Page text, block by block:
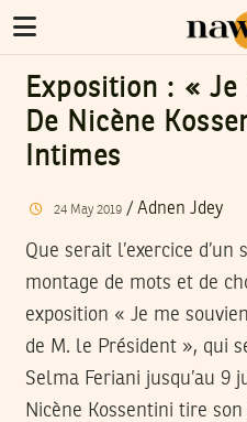
Exposition : « Je
De Nicène
Intimes
24 May 2019/ Adnen Jdey
Que serait l’exercice d’un
montage de mots et de
exposition « Je me
de M. le Président », qui
Selma Feriani jusqu’au 9
Nicène Kossentini tire